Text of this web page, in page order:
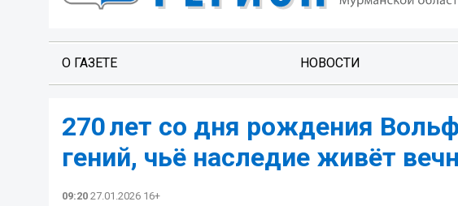
О ГАЗЕТЕ НОВОСТИ
270 лет со дня рождения
гений, чьё наследие живёт
09:20 27.01.2026 16+